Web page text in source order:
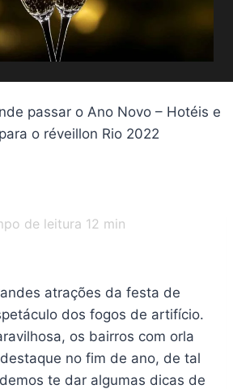
passar o Ano Novo – Hotéis e
o réveillon Rio 2022
de leitura 12 min
atrações da festa de
dos fogos de artifício.
os bairros com orla
no fim de ano, de tal
te dar algumas dicas de